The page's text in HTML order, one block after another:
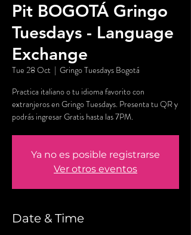
Pit BOGOTÁ Gringo
Tuesdays - Language
Exchange
Tue 28 Oct
  |
Gringo Tuesdays Bogotá
Practica italiano o tu idioma favorito con
extranjeros en Gringo Tuesdays. Presenta tu QR y
podrás ingresar Gratis hasta las 7PM.
Ya no es posible registrarse
Ver otros eventos
Date & Time